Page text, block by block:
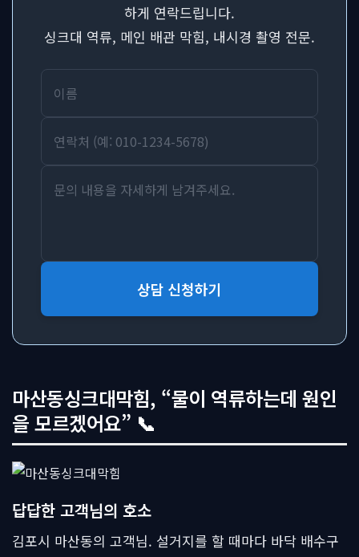
하게 연락드립니다.
싱크대 역류, 메인 배관 막힘, 내시경 촬영 전문.
상담 신청하기
마산동싱크대막힘, “물이 역류하는데 원인
을 모르겠어요” 📞
답답한 고객님의 호소
김포시 마산동의 고객님. 설거지를 할 때마다 바닥 배수구